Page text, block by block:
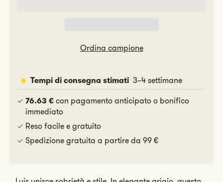
Ordina campione
Tempi di consegna stimati 3–4 settimane
76.63 € con pagamento anticipato o bonifico
immediato
Reso facile e gratuito
Spedizione gratuita a partire da 99 €